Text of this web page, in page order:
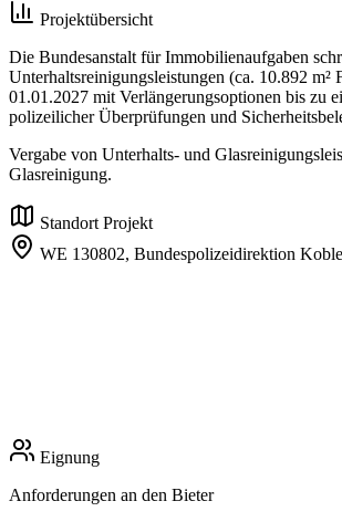
Projektübersicht
Die Bundesanstalt für Immobilienaufgaben
Unterhaltsreinigungsleistungen (ca. 10.892
01.01.2027 mit Verlängerungsoptionen bis zu
polizeilicher Überprüfungen und
Vergabe von Unterhalts- und
Glasreinigung.
Standort Projekt
WE 130802, Bundespolizeidirektion
Eignung
Anforderungen an den Bieter